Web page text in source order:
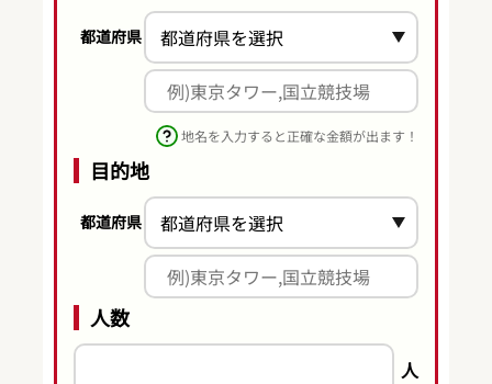
都道府県
地名を入力すると正確な金額が出ます！
目的地
都道府県
人数
人